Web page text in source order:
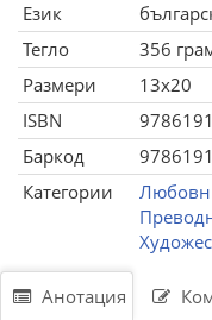
Език
Тегло
356
Размери
13x20
ISBN
Баркод
Категории
Анотация